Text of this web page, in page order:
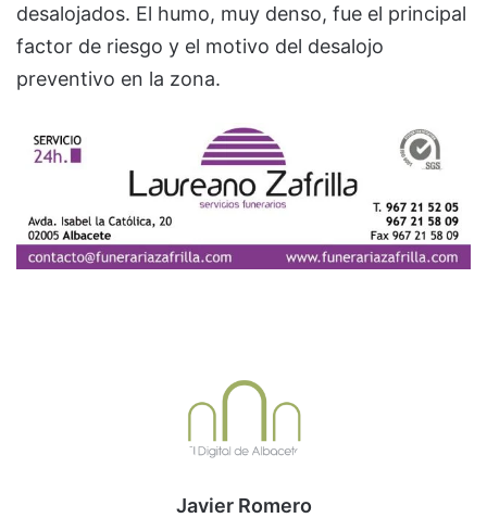
desalojados. El humo, muy denso, fue el principal
factor de riesgo y el motivo del desalojo
preventivo en la zona.
Javier Romero